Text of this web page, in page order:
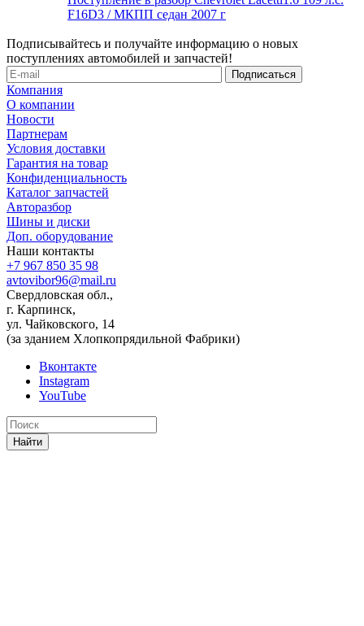
F16D3 / МКПП седан 2007 г
Подписывайтесь и получайте информацию о новых
поступлениях автомобилей и запчастей!
Компания
О компании
Новости
Партнерам
Условия доставки
Гарантия на товар
Конфиденциальность
Каталог запчастей
Авторазбор
Шины и диски
Доп. оборудование
Наши контакты
+7 967 850 35 98
avtovibor96@mail.ru
Свердловская обл.,
г. Карпинск,
ул. Чайковского, 14
(за зданием Хлопкопрядильной Фабрики)
Вконтакте
Instagram
YouTube
Найти